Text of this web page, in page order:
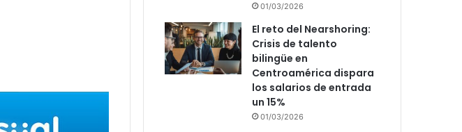
01/03/2026
El reto del Nearshoring:
Crisis de talento
bilingüe en
Centroamérica dispara
los salarios de entrada
un 15%
01/03/2026